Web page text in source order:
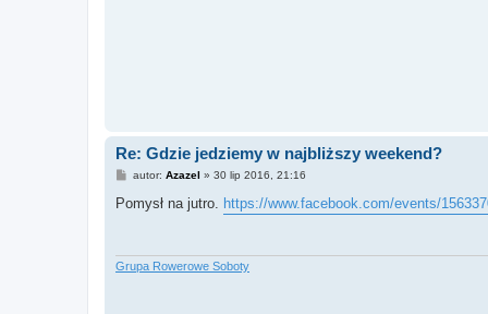
Re: Gdzie jedziemy w najbliższy weekend?
P
s
autor: Azazel » 30 lip 2016, 21:16
Pomysł na jutro. https://www.facebook.com/events/
Grupa Rowerowe Soboty